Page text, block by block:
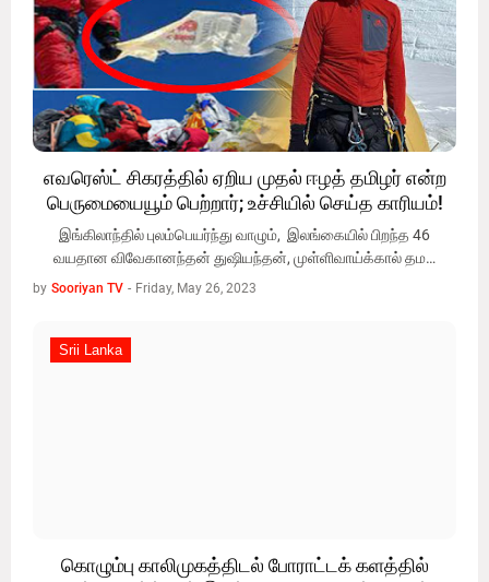
எவரெஸ்ட் சிகரத்தில் ஏறிய முதல் ஈழத் தமிழர் என்ற
பெருமையையூம் பெற்றார்; உச்சியில் செய்த காரியம்!
இங்கிலாந்தில் புலம்பெயர்ந்து வாழும், இலங்கையில் பிறந்த 46
வயதான விவேகானந்தன் துஷியந்தன், முள்ளிவாய்க்கால் தம…
by Sooriyan TV - Friday, May 26, 2023
Srii Lanka
Srii Lanka
கொழும்பு காலிமுகத்திடல் போராட்டக் களத்தில்